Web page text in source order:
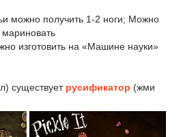
можно получить 1-2 ноги; Можно
мариновать
изготовить на «Машине науки»
существует русификатор (жми